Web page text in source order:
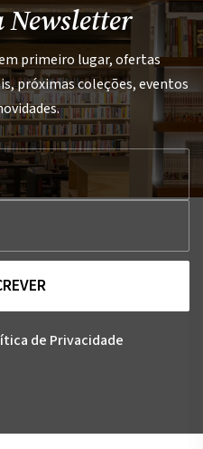
Newsletter
primeiro lugar, ofertas
próximas coleções, eventos
de Privacidade